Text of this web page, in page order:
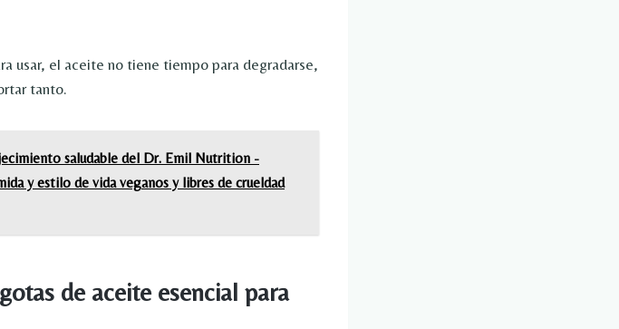
usar, el aceite no tiene tiempo para degradarse,
tanto.
saludable del Dr. Emil Nutrition -
y estilo de vida veganos y libres de crueldad
de aceite esencial para